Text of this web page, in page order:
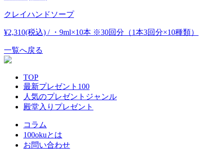
クレイハンドソープ
¥2,310(税込) / ・9ml×10本 ※30回分（1本3回分×10種類）
一覧へ戻る
TOP
最新プレゼント100
人気のプレゼントジャンル
殿堂入りプレゼント
コラム
100okuとは
お問い合わせ